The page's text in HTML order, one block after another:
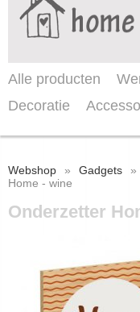
Alle producten
Decoratie
Webshop » Gadgets »
Home - wine
Onderzetter